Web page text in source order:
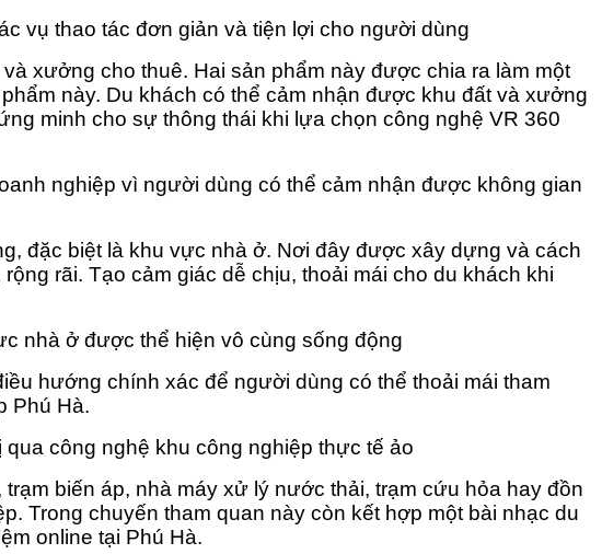
vụ thao tác đơn giản và tiện lợi cho người dùng
xưởng cho thuê. Hai sản phẩm này được chia ra làm một
này. Du khách có thể cảm nhận được khu đất và xưởng
minh cho sự thông thái khi lựa chọn công nghệ VR 360
nghiệp vì người dùng có thể cảm nhận được không gian
đặc biệt là khu vực nhà ở. Nơi đây được xây dựng và cách
rãi. Tạo cảm giác dễ chịu, thoải mái cho du khách khi
nhà ở được thể hiện vô cùng sống động
hướng chính xác để người dùng có thể thoải mái tham
Phú Hà.
công nghệ khu công nghiệp thực tế ảo
biến áp, nhà máy xử lý nước thải, trạm cứu hỏa hay đồn
Trong chuyến tham quan này còn kết hợp một bài nhạc du
online tại Phú Hà.